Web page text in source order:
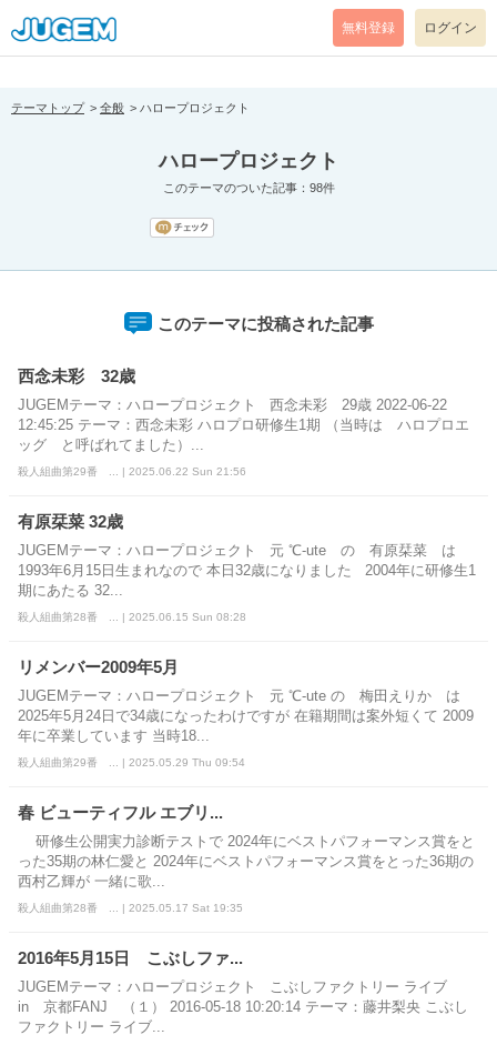
[pear_error: message="Success" code=0 mode=return level=notice
prefix="" info=""]
無料登録 ログイン
テーマトップ 全般 ハロープロジェクト
ハロープロジェクト
このテーマのついた記事：98件
このテーマに投稿された記事
西念未彩 32歳
JUGEMテーマ：ハロープロジェクト 西念未彩 29歳 2022-06-22
12:45:25 テーマ：西念未彩 ハロプロ研修生1期 （当時は ハロプロエ
ッグ と呼ばれてました）...
殺人組曲第29番 ... | 2025.06.22 Sun 21:56
有原栞菜 32歳
JUGEMテーマ：ハロープロジェクト 元 ℃-ute の 有原栞菜 は
1993年6月15日生まれなので 本日32歳になりました 2004年に研修生1
期にあたる 32...
殺人組曲第28番 ... | 2025.06.15 Sun 08:28
リメンバー2009年5月
JUGEMテーマ：ハロープロジェクト 元 ℃-ute の 梅田えりか は
2025年5月24日で34歳になったわけですが 在籍期間は案外短くて 2009
年に卒業しています 当時18...
殺人組曲第29番 ... | 2025.05.29 Thu 09:54
春 ビューティフル エブリ...
研修生公開実力診断テストで 2024年にベストパフォーマンス賞をと
った35期の林仁愛と 2024年にベストパフォーマンス賞をとった36期の
西村乙輝が 一緒に歌...
殺人組曲第28番 ... | 2025.05.17 Sat 19:35
2016年5月15日 こぶしファ...
JUGEMテーマ：ハロープロジェクト こぶしファクトリー ライブ
in 京都FANJ （１） 2016-05-18 10:20:14 テーマ：藤井梨央 こぶし
ファクトリー ライブ...